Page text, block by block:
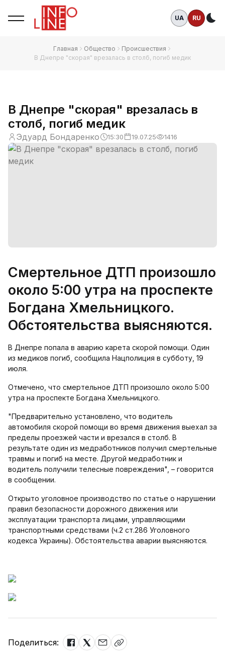
UA RU
Главная Общество
Происшествия
В Днепре "скорая" врезалась в столб, погиб медик
В Днепре "скорая" врезалась в
столб, погиб медик
Эдуард Бондаренко 15:30 19.07.25 1416
Смертельное ДТП произошло
около 5:00 утра на проспекте
Богдана Хмельницкого.
Обстоятельства выясняются.
В Днепре попала в аварию карета скорой помощи. Один
из медиков погиб, сообщила Нацполиция в субботу, 19
июля.
Отмечено, что смертельное ДТП произошло около 5:00
утра на проспекте Богдана Хмельницкого.
"Предварительно установлено, что водитель
автомобиля скорой помощи во время движения выехал за
пределы проезжей части и врезался в столб. В
результате один из медработников получил смертельные
травмы и погиб на месте. Другой медработник и
водитель получили телесные повреждения", – говорится
в сообщении.
Открыто уголовное производство по статье о нарушении
правил безопасности дорожного движения или
эксплуатации транспорта лицами, управляющими
транспортными средствами (ч.2 ст.286 Уголовного
кодекса Украины). Обстоятельства аварии выясняются.
Поделиться: